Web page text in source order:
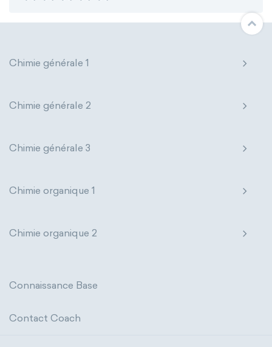
Chimie générale 1
Chimie générale 2
Chimie générale 3
Chimie organique 1
Chimie organique 2
Connaissance Base
Contact Coach